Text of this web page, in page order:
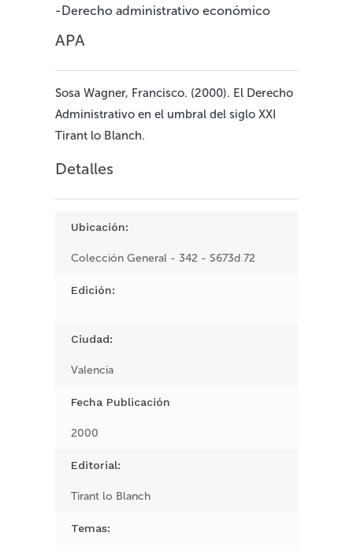
-Derecho administrativo económico
APA
Sosa Wagner, Francisco. (2000). El Derecho
Administrativo en el umbral del siglo XXI
Tirant lo Blanch.
Detalles
Ubicación:
Colección General - 342 - S673d 72
Edición:
Ciudad:
Valencia
Fecha Publicación
2000
Editorial:
Tirant lo Blanch
Temas: